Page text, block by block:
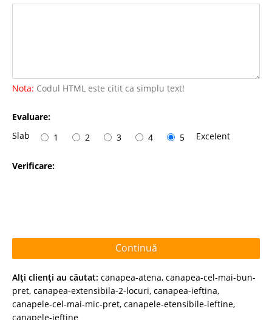
Nota: Codul HTML este citit ca simplu text!
Evaluare:
Slab
1 2 3 4 5 Excelent
Verificare:
Continuă
Alţi clienţi au căutat: canapea-atena, canapea-cel-mai-bun-
pret, canapea-extensibila-2-locuri, canapea-ieftina,
canapele-cel-mai-mic-pret, canapele-etensibile-ieftine,
canapele-ieftine